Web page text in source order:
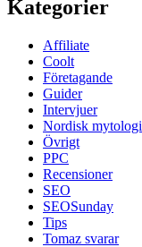
Kategorier
Affiliate
Coolt
Företagande
Guider
Intervjuer
Nordisk mytologi
Övrigt
PPC
Recensioner
SEO
SEOSunday
Tips
Tomaz svarar